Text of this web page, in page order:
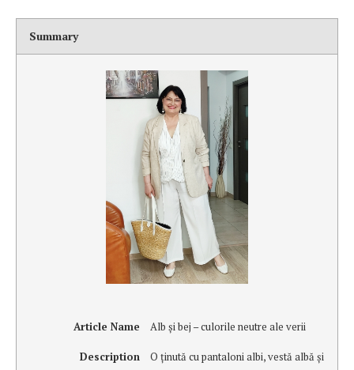
Summary
Article Name Alb şi bej – culorile neutre ale verii
Description
O ţinută cu pantaloni albi, vestă albă şi